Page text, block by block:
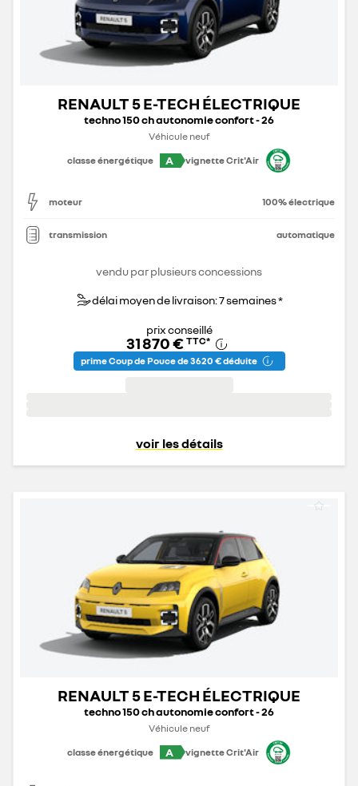
RENAULT 5 E-TECH ÉLECTRIQUE
techno 150 ch autonomie confort - 26
Véhicule neuf
classe énergétique
A vignette Crit'Air
moteur 100% électrique
transmission automatique
vendu par plusieurs concessions
délai moyen de livraison: 7 semaines *
prix conseillé
31 870 € TTC*
prime Coup de Pouce de 3 620 € déduite
voir les détails
RENAULT 5 E-TECH ÉLECTRIQUE
techno 150 ch autonomie confort - 26
Véhicule neuf
classe énergétique
A vignette Crit'Air